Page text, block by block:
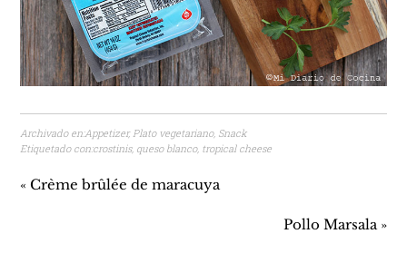
Archivado en:Appetizer,Plato vegetariano, Snack
Etiquetado con:crostinis, queso blanco, tropical cheese
« Crème brûlée de maracuya
Pollo Marsala »